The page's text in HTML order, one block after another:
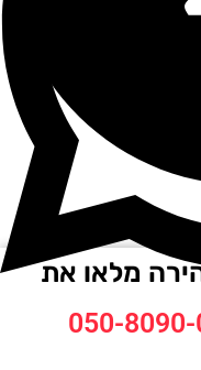
מלאו את
050-